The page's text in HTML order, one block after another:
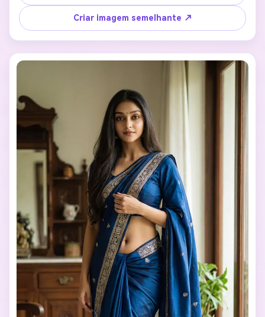
Criar imagem semelhante ↗